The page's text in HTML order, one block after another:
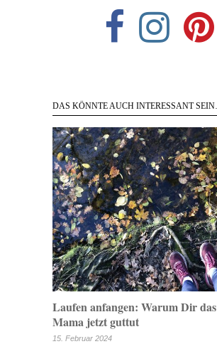
DAS KÖNNTE AUCH INTERESSANT
Laufen anfangen: Warum Dir
Mama jetzt guttut
15. Februar 2024